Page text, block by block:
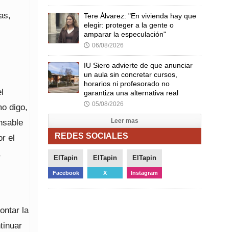
digo,
el
la
Tere Álvarez: "En vivienda hay que
elegir: proteger a la gente o
amparar la especulación"
🕔 06/08/2026
IU Siero advierte de que anunciar
un aula sin concretar cursos,
horarios ni profesorado no
garantiza una alternativa real
🕔 05/08/2026
Leer mas
REDES SOCIALES
ElTapin
Facebook
ElTapin
X
ElTapin
Instagram